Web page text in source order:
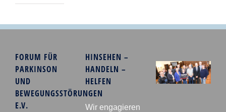
FORUM FÜR
PARKINSON
UND
BEWEGUNGSSTÖRUNGEN
E.V.
HINSEHEN –
HANDELN –
HELFEN
Wir engagieren